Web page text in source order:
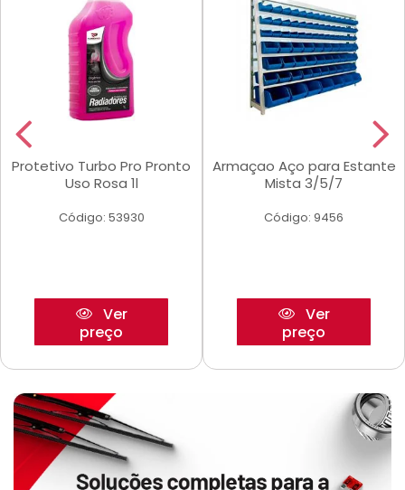
Protetivo Turbo Pro Pronto
Uso Rosa 1l
Código: 53930
Ver
preço
Armaçao Aço para Estante
Mista 3/5/7
Código: 9456
Ver
preço